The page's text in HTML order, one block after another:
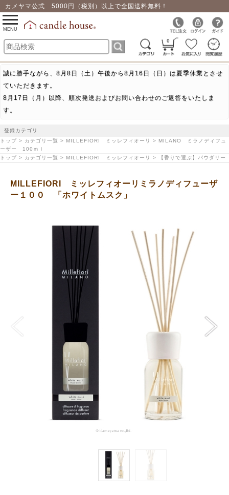
カメヤマ公式 5000円（税別）以上で全国送料無料！
0
toggle
navigation
MENU
誠に勝手ながら、8月8日（土）午後から8月16日（日）は夏季休業とさせ
ていただきます。
8月17日（月）以降、順次発送およびお問い合わせのご返答をいたしま
す。
登録カテゴリ
トップ > カテゴリ一覧 > MILLEFIORI ミッレフィオーリ > MILANO ミラノディフュ
ーザー 100ｍｌ
トップ > カテゴリ一覧 > MILLEFIORI ミッレフィオーリ > 【香りで選ぶ】パウダリー
MILLEFIORI ミッレフィオーリミラノディフューザ
ー１００ 「ホワイトムスク」